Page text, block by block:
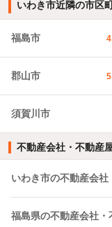
いわき市近隣の市区
福島市
郡山市
須賀川市
不動産会社・不動産
いわき市の不動産会
福島県の不動産会社・